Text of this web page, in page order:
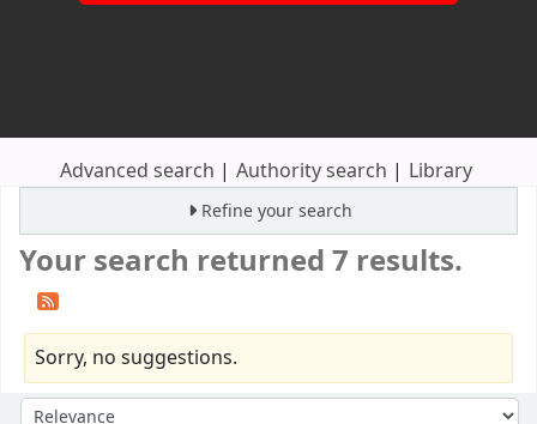
Advanced search Authority search Library
Refine your search
Your search returned 7 results.
Sorry, no suggestions.
Sort by: